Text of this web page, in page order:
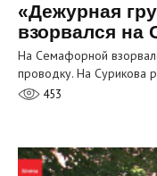
«Дежурная
взорвался на
На Семафорной
проводку. На Сурикова
453